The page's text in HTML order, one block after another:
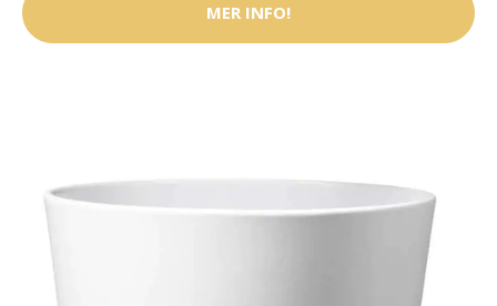
MER INFO!